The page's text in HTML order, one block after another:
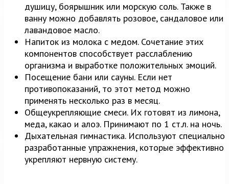
душицу, боярышник или морскую соль. Также в
ванну можно добавлять розовое, сандаловое или
лавандовое масло.
Напиток из молока с медом. Сочетание этих
компонентов способствует расслаблению
организма и выработке положительных эмоций.
Посещение бани или сауны. Если нет
противопоказаний, то этот метод можно
применять несколько раз в месяц.
Общеукрепляющие смеси. Их готовят из лимона,
меда, какао и алоэ. Принимают по 1 ст.л. на ночь.
Дыхательная гимнастика. Используют специально
разработанные упражнения, которые эффективно
укрепляют нервную систему.